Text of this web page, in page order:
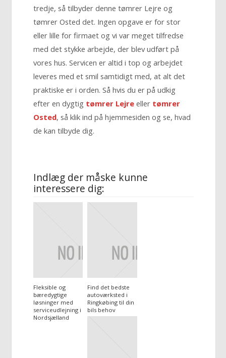
tredje, så tilbyder denne tømrer Lejre og
tømrer Osted det. Ingen opgave er for stor
eller lille for firmaet og vi var meget tilfredse
med det stykke arbejde, der blev udført på
vores hus. Servicen er altid i top og arbejdet
leveres med et smil samtidigt med, at alt det
praktiske er i orden. Så hvis du er på udkig
efter en dygtig tømrer Lejreeller tømrer
Osted, så klik ind på hjemmesiden og se, hvad
de kan tilbyde dig.
Indlæg der måske kunne
interessere dig:
Fleksible og
bæredygtige
løsninger med
serviceudlejning i
Nordsjælland
Find det bedste
autoværksted i
Ringkøbing til din
bils behov